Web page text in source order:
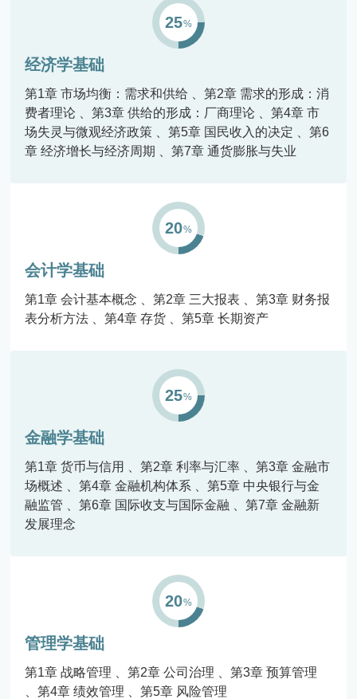
25
经济学基础
第1章 市场均衡：需求和供给
第2章 需求的形成：消
费者理论
第3章 供给的形成：厂商理论
第4章 市
场失灵与微观经济政策
第5章 国民收入的决定
第6
章 经济增长与经济周期
第7章 通货膨胀与失业
20
会计学基础
第1章 会计基本概念 第2章 三大报表
第3章 财务报
表分析方法
第4章 存货 第5章 长期资产
25
金融学基础
第1章 货币与信用 第2章 利率与汇率
第3章 金融市
场概述
第4章 金融机构体系
第5章 中央银行与金
融监管
第6章 国际收支与国际金融
第7章 金融新
发展理念
20
管理学基础
第1章 战略管理 第2章 公司治理
第3章 预算管理
第4章 绩效管理
第5章 风险管理